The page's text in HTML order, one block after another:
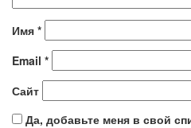
Имя *
Email *
Сайт
Да, добавьте меня в свой